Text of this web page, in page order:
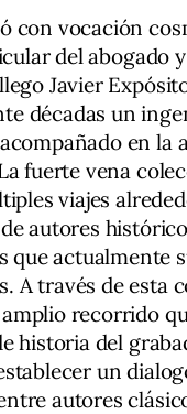
con vocación
del abogado y
Javier
décadas un
en la
fuerte vena
viajes
autores
que actualmente
A través de esta
recorrido
historia del
un
autores